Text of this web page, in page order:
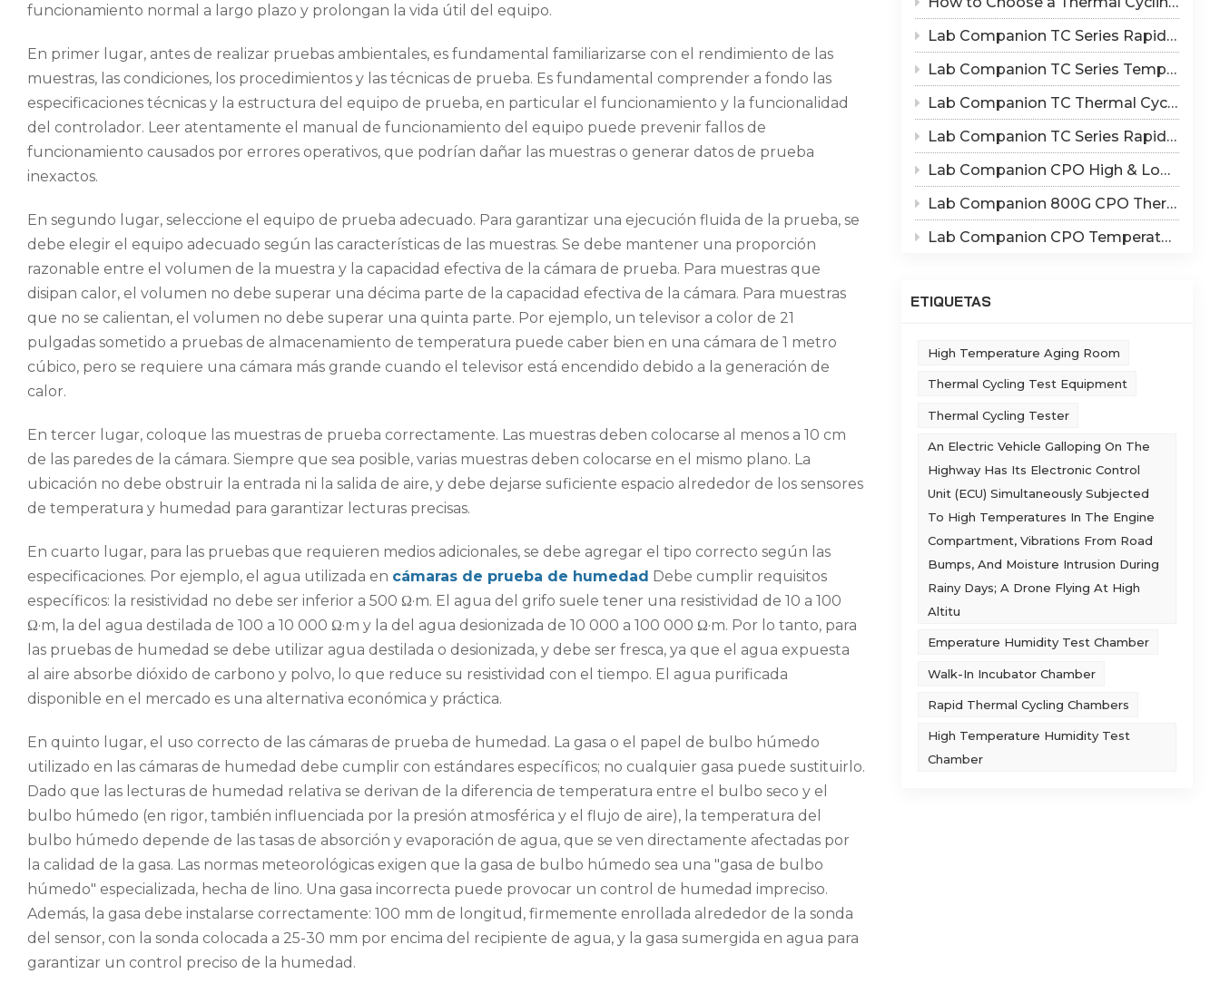
日本語
Tiếng Việt
中文
Lab Companion TC Series Rapid Thermal Cycling Chamber: Reproduce Long-Term Thermal Fatigue Failure of Electronic Devices
Lab Companion TC Series Temperature Cycling vs TS Series Thermal Shock Test Chamber – Application & Selection Guide
Lab Companion TC Thermal Cycle vs TS Thermal Shock Test: Mechanisms of Thermo-Mechanical Failure and Equipment Parameter Correlation
Lab Companion TC Series Rapid Temperature Change Chamber: 1℃/min~25℃/min | The Truth of CPO Thermal Cycling Rate
Lab Companion CPO High & Low Temperature Aging Chamber – Ultimate Solution for Silicon Photonics Long-Term Reliability Validation
Lab Companion 800G CPO Thermal Cycling Test Equipment — Reliable Solution for High-Speed Optical Device Qualification
Lab Companion CPO Temperature & Humidity Test Chambers: Reliable Environmental Testing Solutions for Co-packaged Optics Reliability Validation
ETIQUETAS
High Temperature Aging Room
Thermal Cycling Test Equipment
Thermal Cycling Tester
An Electric Vehicle Galloping On The
Highway Has Its Electronic Control
Unit (ECU) Simultaneously Subjected
To High Temperatures In The Engine
Compartment, Vibrations From Road
Bumps, And Moisture Intrusion During
Rainy Days; A Drone Flying At High
Altitu
Emperature Humidity Test Chamber
Walk-In Incubator Chamber
Rapid Thermal Cycling Chambers
High Temperature Humidity Test
Chamber
funcionamiento normal a largo plazo y prolongan la vida útil del equipo.
En primer lugar, antes de realizar pruebas ambientales, es fundamental familiarizarse con el rendimiento de las
muestras, las condiciones, los procedimientos y las técnicas de prueba. Es fundamental comprender a fondo las
especificaciones técnicas y la estructura del equipo de prueba, en particular el funcionamiento y la funcionalidad
del controlador. Leer atentamente el manual de funcionamiento del equipo puede prevenir fallos de
funcionamiento causados ​​por errores operativos, que podrían dañar las muestras o generar datos de prueba
inexactos.
En segundo lugar, seleccione el equipo de prueba adecuado. Para garantizar una ejecución fluida de la prueba, se
debe elegir el equipo adecuado según las características de las muestras. Se debe mantener una proporción
razonable entre el volumen de la muestra y la capacidad efectiva de la cámara de prueba. Para muestras que
disipan calor, el volumen no debe superar una décima parte de la capacidad efectiva de la cámara. Para muestras
que no se calientan, el volumen no debe superar una quinta parte. Por ejemplo, un televisor a color de 21
pulgadas sometido a pruebas de almacenamiento de temperatura puede caber bien en una cámara de 1 metro
cúbico, pero se requiere una cámara más grande cuando el televisor está encendido debido a la generación de
calor.
En tercer lugar, coloque las muestras de prueba correctamente. Las muestras deben colocarse al menos a 10 cm
de las paredes de la cámara. Siempre que sea posible, varias muestras deben colocarse en el mismo plano. La
ubicación no debe obstruir la entrada ni la salida de aire, y debe dejarse suficiente espacio alrededor de los sensores
de temperatura y humedad para garantizar lecturas precisas.
En cuarto lugar, para las pruebas que requieren medios adicionales, se debe agregar el tipo correcto según las
especificaciones. Por ejemplo, el agua utilizada en cámaras de prueba de humedad Debe cumplir requisitos
específicos: la resistividad no debe ser inferior a 500 Ω·m. El agua del grifo suele tener una resistividad de 10 a 100
Ω·m, la del agua destilada de 100 a 10 000 Ω·m y la del agua desionizada de 10 000 a 100 000 Ω·m. Por lo tanto, para
las pruebas de humedad se debe utilizar agua destilada o desionizada, y debe ser fresca, ya que el agua expuesta
al aire absorbe dióxido de carbono y polvo, lo que reduce su resistividad con el tiempo. El agua purificada
disponible en el mercado es una alternativa económica y práctica.
En quinto lugar, el uso correcto de las cámaras de prueba de humedad. La gasa o el papel de bulbo húmedo
utilizado en las cámaras de humedad debe cumplir con estándares específicos; no cualquier gasa puede sustituirlo.
Dado que las lecturas de humedad relativa se derivan de la diferencia de temperatura entre el bulbo seco y el
bulbo húmedo (en rigor, también influenciada por la presión atmosférica y el flujo de aire), la temperatura del
bulbo húmedo depende de las tasas de absorción y evaporación de agua, que se ven directamente afectadas por
la calidad de la gasa. Las normas meteorológicas exigen que la gasa de bulbo húmedo sea una "gasa de bulbo
húmedo" especializada, hecha de lino. Una gasa incorrecta puede provocar un control de humedad impreciso.
Además, la gasa debe instalarse correctamente: 100 mm de longitud, firmemente enrollada alrededor de la sonda
del sensor, con la sonda colocada a 25-30 mm por encima del recipiente de agua, y la gasa sumergida en agua para
garantizar un control preciso de la humedad.